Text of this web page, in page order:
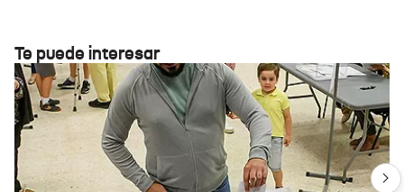
Te puede interesar